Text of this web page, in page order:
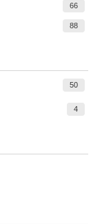
66
88
50
4